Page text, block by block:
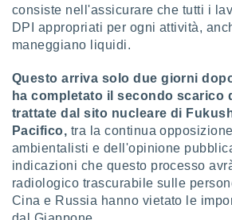
consiste nell'assicurare che tutti i
DPI appropriati per ogni attività,
maneggiano liquidi.
Questo arriva solo due giorni
ha completato il secondo scarico
trattate dal sito nucleare di
Pacifico, tra la continua
ambientalisti e dell'opinione
indicazioni che questo processo
radiologico trascurabile sulle
Cina e Russia hanno vietato le